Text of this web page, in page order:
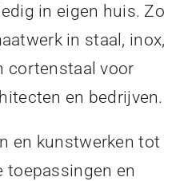
in eigen huis. Zo
in staal, inox,
cortenstaal voor
en bedrijven.
en kunstwerken tot
toepassingen en